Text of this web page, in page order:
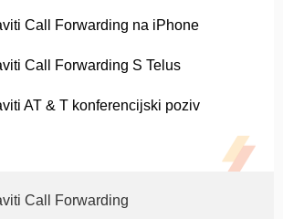
Call Forwarding na iPhone
Call Forwarding S Telus
AT & T konferencijski poziv
Call Forwarding